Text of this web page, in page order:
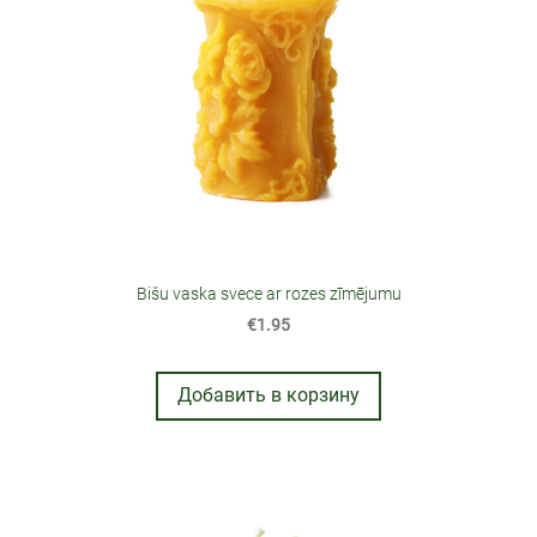
Bišu vaska svece ar rozes zīmējumu
€1.95
Добавить в корзину